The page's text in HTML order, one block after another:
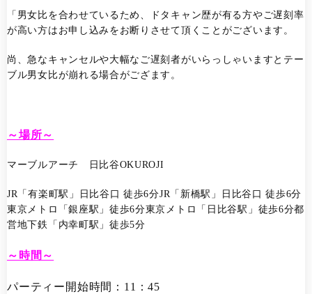
「男女比を合わせているため、ドタキャン歴が有る方やご遅刻率
が高い方はお申し込みをお断りさせて頂くことがございます。
尚、急なキャンセルや大幅なご遅刻者がいらっしゃいますとテー
ブル男女比が崩れる場合がござます。
～場所～
マーブルアーチ 日比谷OKUROJI
JR「有楽町駅」日比谷口 徒歩6分JR「新橋駅」日比谷口 徒歩6分
東京メトロ「銀座駅」徒歩6分東京メトロ「日比谷駅」徒歩6分都
営地下鉄「内幸町駅」徒歩5分
～時間～
パーティー開始時間：11
：45